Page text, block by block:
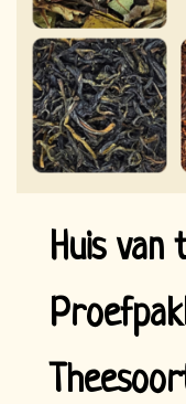
Huis van